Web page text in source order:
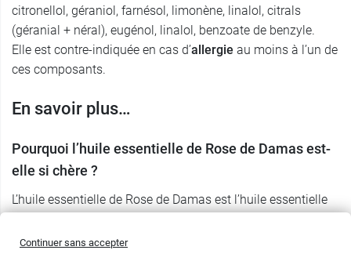
citronellol, géraniol, farnésol, limonène, linalol, citrals
(géranial + néral), eugénol, linalol, benzoate de benzyle.
Elle est contre-indiquée en cas d’allergie au moins à l’un de
ces composants.
En savoir plus…
Pourquoi l’huile essentielle de Rose de Damas est-
elle si chère ?
L’huile essentielle de Rose de Damas est l’huile essentielle
cette huile essentielle en raison du faible rendement des
Continuer sans accepter